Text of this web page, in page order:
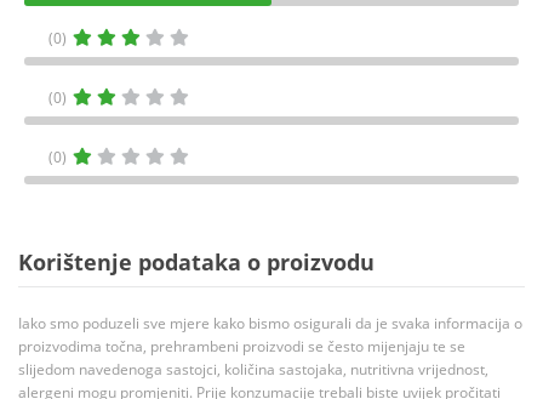
(0)
(0)
(0)
Korištenje podataka o proizvodu
Iako smo poduzeli sve mjere kako bismo osigurali da je svaka informacija o
proizvodima točna, prehrambeni proizvodi se često mijenjaju te se
slijedom navedenoga sastojci, količina sastojaka, nutritivna vrijednost,
alergeni mogu promjeniti. Prije konzumacije trebali biste uvijek pročitati